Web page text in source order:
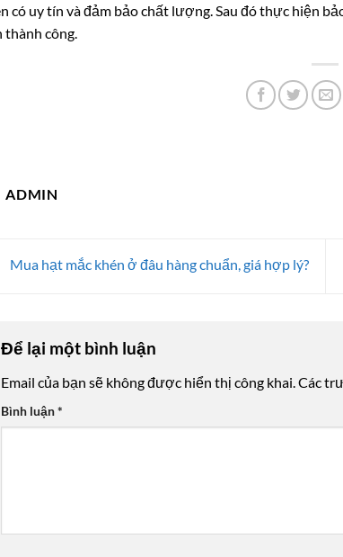
có uy tín và đảm bảo chất lượng. Sau đó thực hiện
thành công.
ADMIN
Mua hạt mắc khén ở đâu hàng chuẩn, giá hợp lý?
Để lại một bình luận
Email của bạn sẽ không được hiển thị công khai.Các
Bình luận*